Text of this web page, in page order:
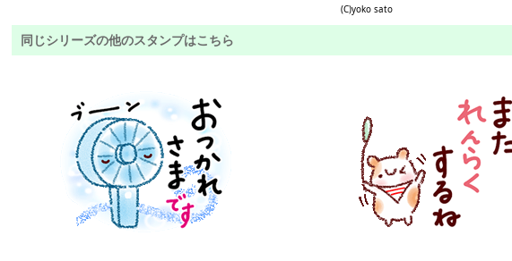
(C)yoko sato
同じシリーズの他のスタンプはこちら